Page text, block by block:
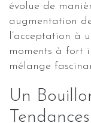
évolue de
augmentation
l’acceptation à
moments à fort
mélange
Un